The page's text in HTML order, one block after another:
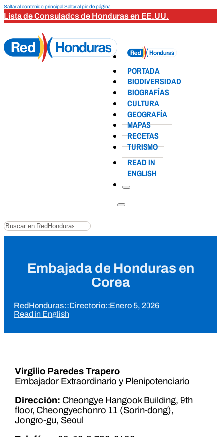
Saltar al contenido principalSaltar al pie de página
Lista de Consulados de Honduras en EE.UU.
PORTADA
BIODIVERSIDAD
BIOGRAFÍAS
CULTURA
GEOGRAFÍA
MAPAS
RECETAS
TURISMO
READ IN
ENGLISH
Buscar
Embajada de Honduras en
Corea
RedHonduras::Directorio::Enero 5, 2026
Read in English
Virgilio Paredes Trapero
Embajador Extraordinario y Plenipotenciario
Dirección: Cheongye Hangook Building, 9th
floor, Cheongyechonro 11 (Sorin-dong),
Jongro-gu, Seoul